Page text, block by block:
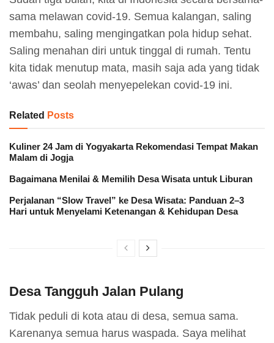
sama melawan covid-19. Semua kalangan, saling
membahu, saling mengingatkan pola hidup sehat.
Saling menahan diri untuk tinggal di rumah. Tentu
kita tidak menutup mata, masih saja ada yang tidak
‘awas’ dan seolah menyepelekan covid-19 ini.
Related Posts
Kuliner 24 Jam di Yogyakarta Rekomendasi Tempat Makan
Malam di Jogja
Bagaimana Menilai & Memilih Desa Wisata untuk Liburan
Perjalanan “Slow Travel” ke Desa Wisata: Panduan 2–3
Hari untuk Menyelami Ketenangan & Kehidupan Desa
Desa Tangguh Jalan Pulang
Tidak peduli di kota atau di desa, semua sama.
Karenanya semua harus waspada. Saya melihat